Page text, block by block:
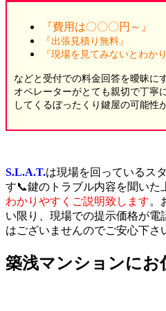
『費用は〇〇〇円～』
『出張見積り無料』
『現場を見てみないとわか
などと受付での料金回答を曖昧に
オペレーターがとても親切で丁寧
してくるぼったくり鍵屋の可能性
S.L.A.T.は現場を回っているス
す📞鍵のトラブル内容を聞いた
わかりやすくご説明致します。
い限り、現場での提示価格が電
はございませんのでご安心下さ
築浅マンションにお